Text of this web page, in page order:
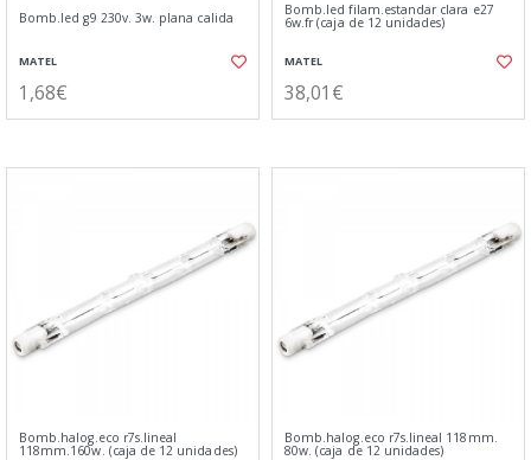
Bomb.led g9 230v. 3w. plana calida
MATEL
1,68€
Bomb.led filam.estandar clara e27
6w.fr (caja de 12 unidades)
MATEL
38,01€
Bomb.halog.eco r7s.lineal
118mm.160w. (caja de 12 unidades)
Bomb.halog.eco r7s.lineal 118mm.
80w. (caja de 12 unidades)